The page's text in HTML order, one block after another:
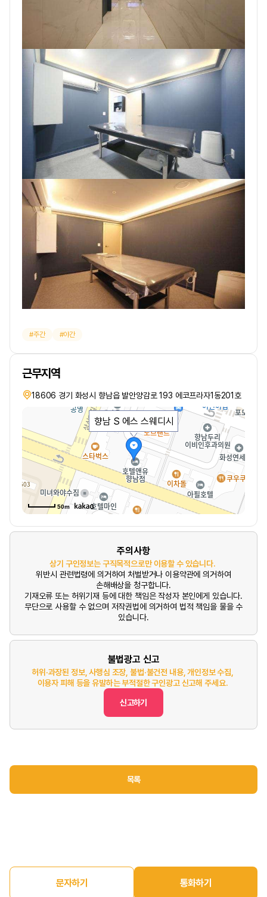
주간 야간
근무지역
18606 경기 화성시 향남읍 발안양감로 193 에코프라자1동201호
향남 S 에스 스웨디시
50m
주의사항
상기 구인정보는 구직목적으로만 이용할 수 있습니다.
위반시 관련법령에 의거하여 처벌받거나 이용약관에 의거하여
손해배상을 청구합니다.
기재오류 또는 허위기재 등에 대한 책임은 작성자 본인에게 있습니다.
무단으로 사용할 수 없으며 저작권법에 의거하여 법적 책임을 물을 수
있습니다.
불법광고 신고
허위·과장된 정보, 사행심 조장, 불법·불건전 내용, 개인정보 수집,
이용자 피해 등을 유발하는 부적절한 구인광고 신고해 주세요.
신고하기
목록
문자하기 통화하기